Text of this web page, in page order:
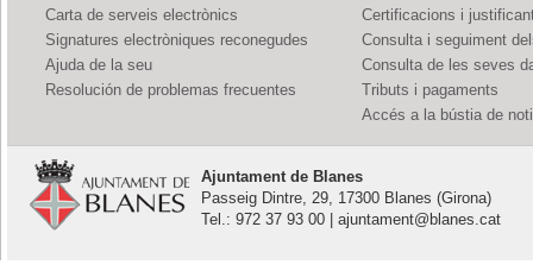
Carta de serveis electrònics
Signatures electròniques reconegudes
Ajuda de la seu
Resolución de problemas frecuentes
Certificacions i
Consulta i seguiment
Consulta de les seves
Tributs i pagaments
Accés a la bústia de
Ajuntament de Blanes
Passeig Dintre, 29, 17300 Blanes (Girona)
Tel.: 972 37 93 00 | ajuntament@blanes.cat